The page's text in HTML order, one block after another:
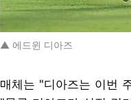
▲ 에드윈 디아즈
매체는 "디아즈는 이번